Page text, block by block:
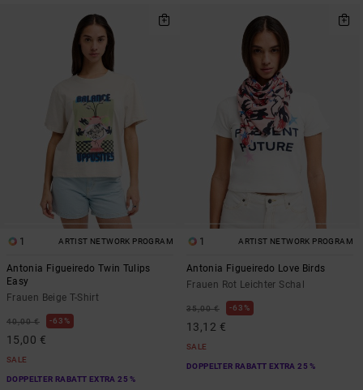
1 ARTIST NETWORK PROGRAM
Antonia Figueiredo Twin Tulips
Easy
Frauen Beige T-Shirt
40,00 € 63%
15,00 €
SALE
DOPPELTER RABATT EXTRA 25 %
1 ARTIST NETWORK PROGRAM
Antonia Figueiredo Love Birds
Frauen Rot Leichter Schal
35,00 € 63%
13,12 €
SALE
DOPPELTER RABATT EXTRA 25 %